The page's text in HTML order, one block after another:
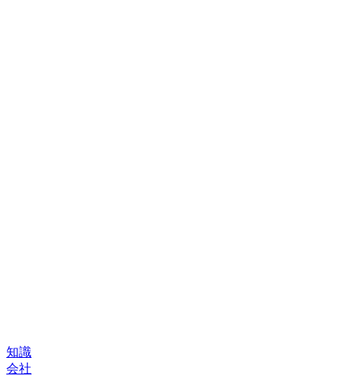
知識
会社